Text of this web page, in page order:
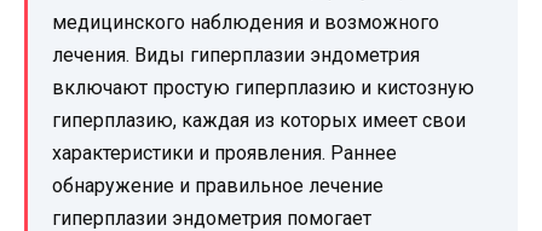
медицинского наблюдения и возможного
лечения. Виды гиперплазии эндометрия
включают простую гиперплазию и кистозную
гиперплазию, каждая из которых имеет свои
характеристики и проявления. Раннее
обнаружение и правильное лечение
гиперплазии эндометрия помогает